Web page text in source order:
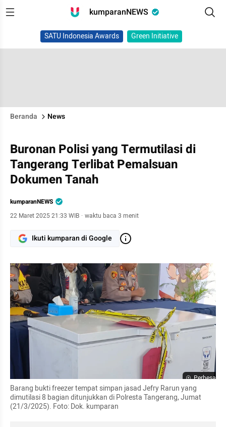
kumparanNEWS
SATU Indonesia Awards Green Initiative
Beranda News
Buronan Polisi yang Termutilasi di
Tangerang Terlibat Pemalsuan
Dokumen Tanah
kumparanNEWS
22 Maret 2025 21:33 WIB · waktu baca 3 menit
Ikuti kumparan di Google
Perbesar
Barang bukti freezer tempat simpan jasad Jefry Rarun yang
dimutilasi 8 bagian ditunjukkan di Polresta Tangerang, Jumat
(21/3/2025). Foto: Dok. kumparan